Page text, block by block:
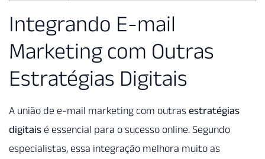
Integrando E-mail
Marketing com Outras
Estratégias Digitais
A união de e-mail marketing com outras estratégias
digitais é essencial para o sucesso online. Segundo
especialistas, essa integração melhora muito as